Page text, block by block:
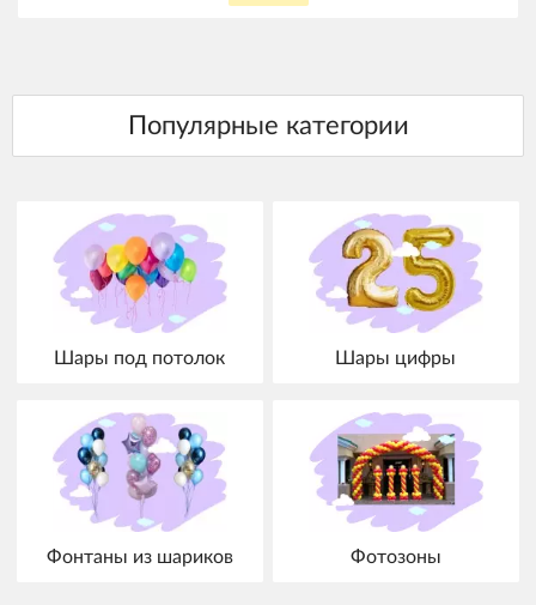
Шары под потолок Шары цифры
Фонтаны из шариков Фотозоны